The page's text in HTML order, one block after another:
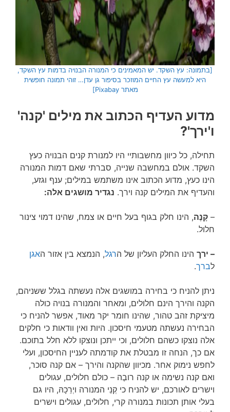
[בתמונה: עץ השקד. יש המאמינים כי המנורה הבנויה בדמות עץ השקד,
היא למעשה עץ החיים המוזכר בסיפור גן עדן… זוהי תמונה חופשית
מאתר Pixabay]
מדוע העדיף הכתוב את מילים 'קנה'
ו'ירך'?
תחילה, כל כיוון מחשבותיי היו למנורת קנים הבנויה כעץ
השקד. אולם במחשבה שנייה, סברתי שאם דמות המנורה
הינו כעץ, מדוע הכתוב אינו משתמש במילים; ענף וגזע,
והעדיף את המילים קנה וירך. נגדיר מושגים אלה:
– קָּנֶה, הינו חלק בגוף בעל חיים או צמח, שהינו דמוי צינור
חלול.
– ירך הינו החלק העליון של הרגל, הנמצא בין אזור האגן
לברך.
ניתן להניח כי בחירה במושגים אלה נעשתה בגלל ששניהם,
הקנה והירך הינם חלולים, ומאחר והמנורה בנויה כולה
מיציקת זהב טהור, שהינו חומר יקר מאוד, אפשר להניח כי
הבחירה נעשתה מטעמי חיסכון. היות ואין וודאות כי חלקים
אלה נוצקו כשהם חלולים, וכי ייתכן ונוצקו ללא חלל בתוכם.
אם כך, הנחה זו מבטלת את קודמתה לעניין החיסכון, ועלי
לחפש נימוק אחר. מכיוון שהקנה והירך – אם קנה סוכר,
ואם קנה נשימה או קנה רובֶה – כולם חלולים, עגולים
וישרים לאורכם, יש להניח כי קְנֵי המנורה ויְרֵכָהּ, היו גם
בעלי אותן תכונות במנורה קרי, חלולים, עגולים וישרים